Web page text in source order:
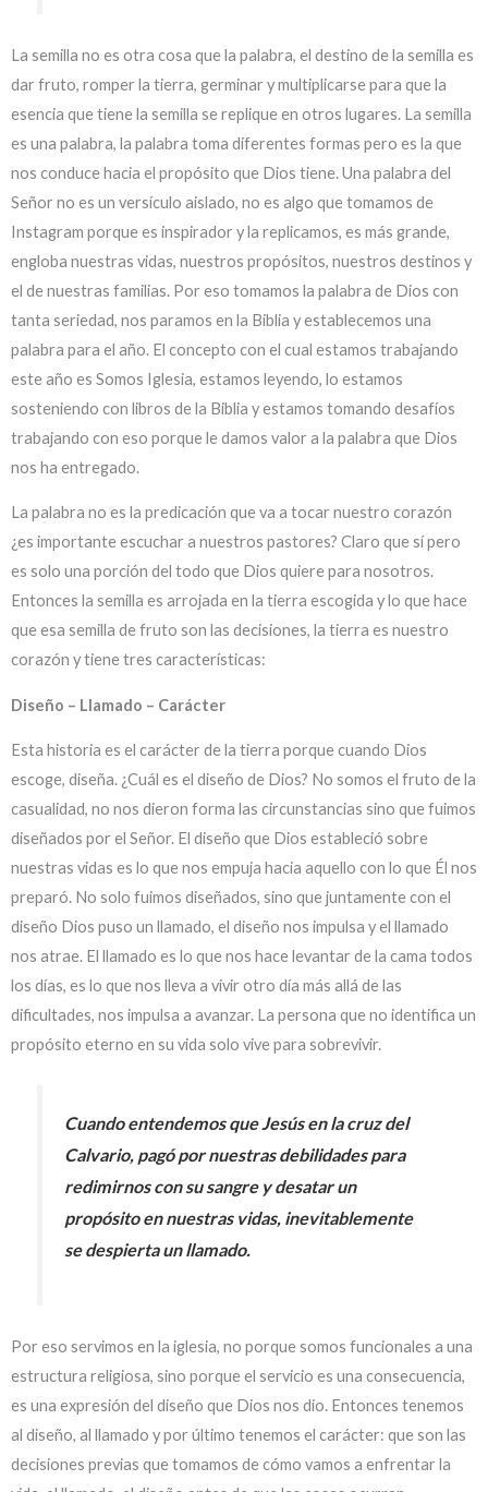
La semilla no es otra cosa que la palabra, el destino de la semilla es
dar fruto, romper la tierra, germinar y multiplicarse para que la
esencia que tiene la semilla se replique en otros lugares. La semilla
es una palabra, la palabra toma diferentes formas pero es la que
nos conduce hacia el propósito que Dios tiene. Una palabra del
Señor no es un versículo aislado, no es algo que tomamos de
Instagram porque es inspirador y la replicamos, es más grande,
engloba nuestras vidas, nuestros propósitos, nuestros destinos y
el de nuestras familias. Por eso tomamos la palabra de Dios con
tanta seriedad, nos paramos en la Biblia y establecemos una
palabra para el año. El concepto con el cual estamos trabajando
este año es Somos Iglesia, estamos leyendo, lo estamos
sosteniendo con libros de la Biblia y estamos tomando desafíos
trabajando con eso porque le damos valor a la palabra que Dios
nos ha entregado.
La palabra no es la predicación que va a tocar nuestro corazón
¿es importante escuchar a nuestros pastores? Claro que sí pero
es solo una porción del todo que Dios quiere para nosotros.
Entonces la semilla es arrojada en la tierra escogida y lo que hace
que esa semilla de fruto son las decisiones, la tierra es nuestro
corazón y tiene tres características:
Diseño – Llamado – Carácter
Esta historia es el carácter de la tierra porque cuando Dios
escoge, diseña. ¿Cuál es el diseño de Dios? No somos el fruto de la
casualidad, no nos dieron forma las circunstancias sino que fuimos
diseñados por el Señor. El diseño que Dios estableció sobre
nuestras vidas es lo que nos empuja hacia aquello con lo que Él nos
preparó. No solo fuimos diseñados, sino que juntamente con el
diseño Dios puso un llamado, el diseño nos impulsa y el llamado
nos atrae. El llamado es lo que nos hace levantar de la cama todos
los días, es lo que nos lleva a vivir otro día más allá de las
dificultades, nos impulsa a avanzar. La persona que no identifica un
propósito eterno en su vida solo vive para sobrevivir.
Cuando entendemos que Jesús en la cruz del
Calvario, pagó por nuestras debilidades para
redimirnos con su sangre y desatar un
propósito en nuestras vidas, inevitablemente
se despierta un llamado.
Por eso servimos en la iglesia, no porque somos funcionales a una
estructura religiosa, sino porque el servicio es una consecuencia,
es una expresión del diseño que Dios nos dio. Entonces tenemos
al diseño, al llamado y por último tenemos el carácter: que son las
decisiones previas que tomamos de cómo vamos a enfrentar la